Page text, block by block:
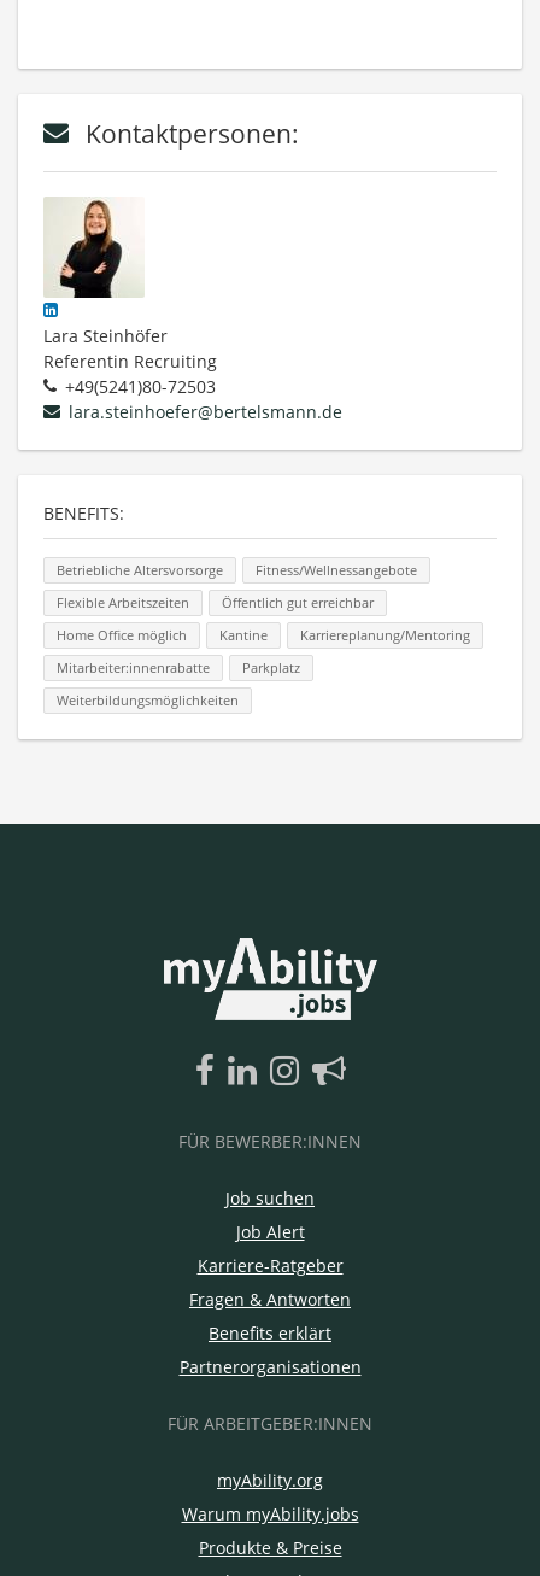
Kontaktpersonen:
Lara Steinhöfer
Referentin Recruiting
+49(5241)80-72503
lara.steinhoefer@bertelsmann.de
BENEFITS:
Betriebliche Altersvorsorge
Fitness/Wellnessangebote
Flexible Arbeitszeiten
Öffentlich gut erreichbar
Home Office möglich
Kantine
Karriereplanung/Mentoring
Mitarbeiter:innenrabatte
Parkplatz
Weiterbildungsmöglichkeiten
FÜR BEWERBER:INNEN
Job suchen
Job Alert
Karriere-Ratgeber
Fragen & Antworten
Benefits erklärt
Partnerorganisationen
FÜR ARBEITGEBER:INNEN
myAbility.org
Warum myAbility.jobs
Produkte & Preise